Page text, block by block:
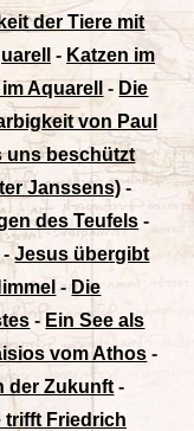
der Tiere mit
- Katzen im
Aquarell - Die
von Paul
uns beschützt
Janssens)-
des Teufels-
-Jesus übergibt
- Die
- Ein See als
vom Athos -
der Zukunft -
trifft Friedrich